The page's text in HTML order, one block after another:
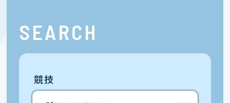
SEARCH
競技